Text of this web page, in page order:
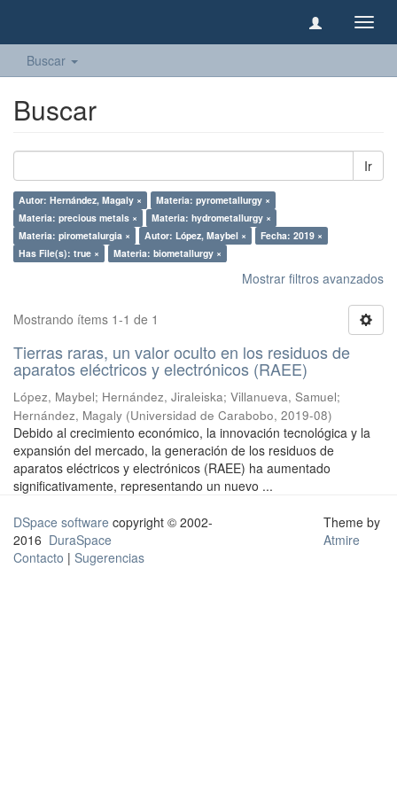
Buscar
Buscar
Ir
Autor: Hernández, Magaly ×
Materia: pyrometallurgy ×
Materia: precious metals ×
Materia: hydrometallurgy ×
Materia: pirometalurgia ×
Autor: López, Maybel ×
Fecha: 2019 ×
Has File(s): true ×
Materia: biometallurgy ×
Mostrar filtros avanzados
Mostrando ítems 1-1 de 1
Tierras raras, un valor oculto en los residuos de
aparatos eléctricos y electrónicos (RAEE)
López, Maybel; Hernández, Jiraleiska; Villanueva, Samuel;
Hernández, Magaly (Universidad de Carabobo, 2019-08)
Debido al crecimiento económico, la innovación tecnológica y la
expansión del mercado, la generación de los residuos de
aparatos eléctricos y electrónicos (RAEE) ha aumentado
significativamente, representando un nuevo ...
DSpace software copyright © 2002-
2016 DuraSpace
Contacto | Sugerencias
Theme by
Atmire